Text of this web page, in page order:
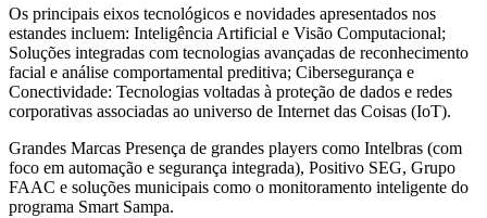
Os principais eixos tecnológicos e novidades apresentados nos
estandes incluem: Inteligência Artificial e Visão Computacional;
Soluções integradas com tecnologias avançadas de reconhecimento
facial e análise comportamental preditiva; Cibersegurança e
Conectividade: Tecnologias voltadas à proteção de dados e redes
corporativas associadas ao universo de Internet das Coisas (IoT).
Grandes Marcas Presença de grandes players como Intelbras (com
foco em automação e segurança integrada), Positivo SEG, Grupo
FAAC e soluções municipais como o monitoramento inteligente do
programa Smart Sampa.